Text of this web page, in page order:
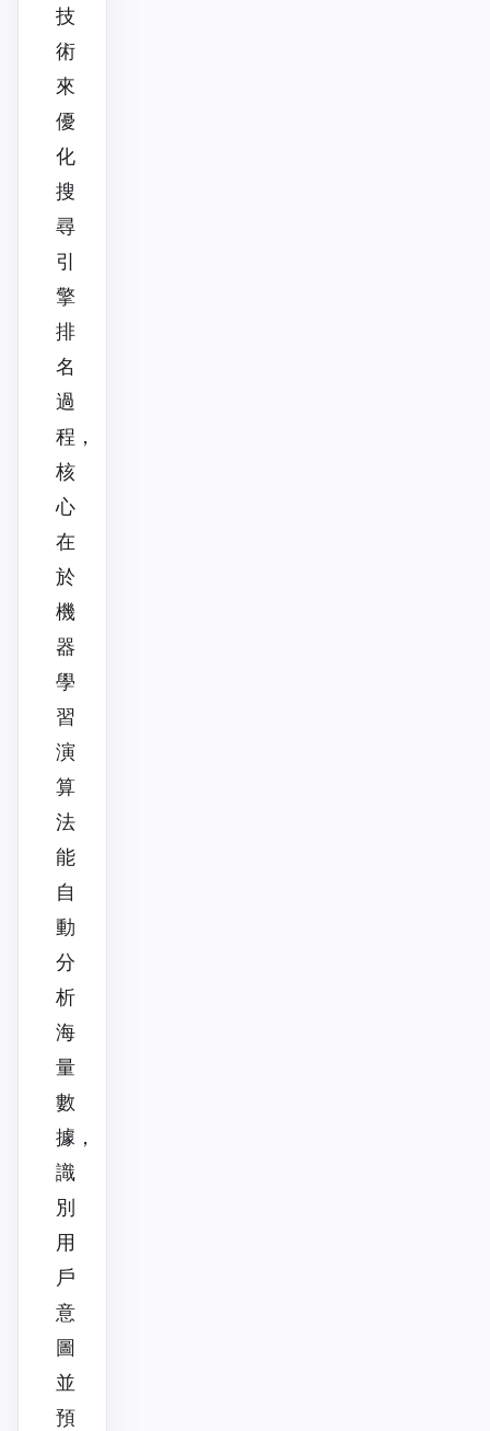
技
術
來
優
化
搜
尋
引
擎
排
名
過
程，
核
心
在
於
機
器
學
習
演
算
法
能
自
動
分
析
海
量
數
據，
識
別
用
戶
意
圖
並
預